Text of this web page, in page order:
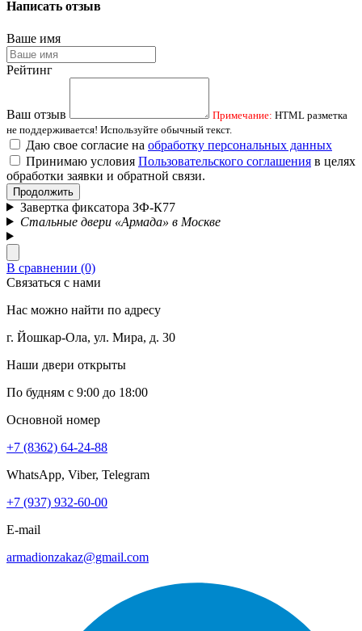
Написать отзыв
Ваше имя
Рейтинг
Ваш отзыв Примечание: HTML разметка
не поддерживается! Используйте обычный текст.
Даю свое согласие на обработку персональных данных
Принимаю условия Пользовательского соглашения в целях
обработки заявки и обратной связи.
Продолжить
Завертка фиксатора ЗФ-К77
Стальные двери «Армада» в Москве
В сравнении (0)
Связаться с нами
Нас можно найти по адресу
г. Йошкар-Ола, ул. Мира, д. 30
Наши двери открыты
По будням с 9:00 до 18:00
Основной номер
+7 (8362) 64-24-88
WhatsApp, Viber, Telegram
+7 (937) 932-60-00
E-mail
armadionzakaz@gmail.com